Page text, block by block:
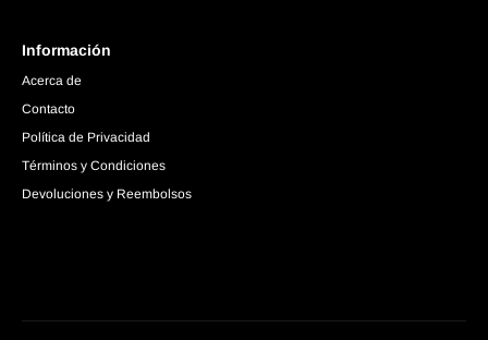
Información
Acerca de
Contacto
Política de Privacidad
Términos y Condiciones
Devoluciones y Reembolsos